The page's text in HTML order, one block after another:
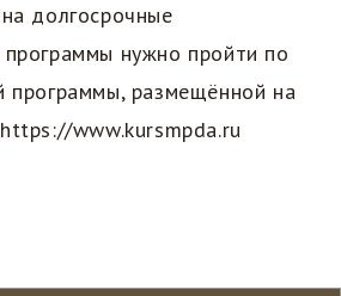
долгосрочные
нужно пройти по
программы, размещённой на
www.kursmpda.ru